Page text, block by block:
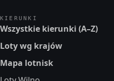
KIERUNKI
Wszystkie kierunki (A–Z)
Loty wg krajów
Mapa lotnisk